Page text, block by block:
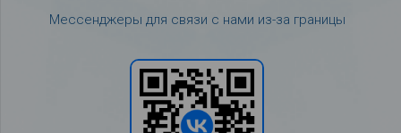
Мессенджеры для связи с нами из-за границы